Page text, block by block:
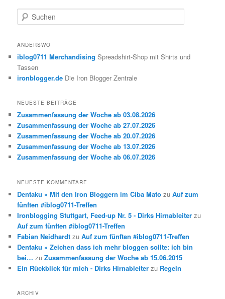
u
h
n
ANDERSWO
iblog0711 Merchandising Spreadshirt-Shop mit Shirts und
Tassen
ironblogger.de Die Iron Blogger Zentrale
NEUESTE BEITRÄGE
Zusammenfassung der Woche ab 03.08.2026
Zusammenfassung der Woche ab 27.07.2026
Zusammenfassung der Woche ab 20.07.2026
Zusammenfassung der Woche ab 13.07.2026
Zusammenfassung der Woche ab 06.07.2026
NEUESTE KOMMENTARE
Dentaku » Mit den Iron Bloggern im Ciba Mato zuAuf zum
fünften #iblog0711-Treffen
Ironblogging Stuttgart, Feed-up Nr. 5 - Dirks Hirnableiter zu
Auf zum fünften #iblog0711-Treffen
Fabian Neidhardt zuAuf zum fünften #iblog0711-Treffen
Dentaku » Zeichen dass ich mehr bloggen sollte: ich bin
bei… zuZusammenfassung der Woche ab 15.06.2015
Ein Rückblick für mich - Dirks Hirnableiter zu Regeln
ARCHIV